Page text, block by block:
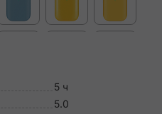
5 ч
5.0